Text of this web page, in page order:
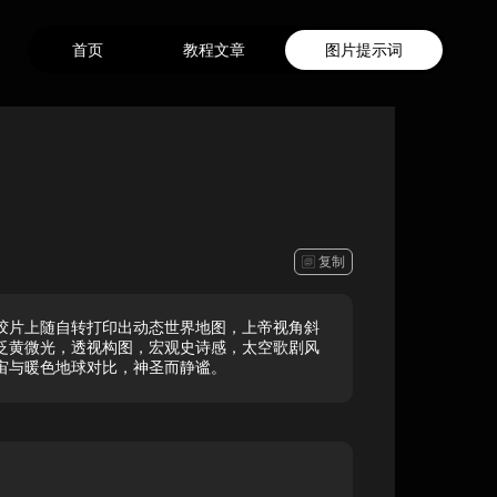
首页 教程文章 图片提示词
复制
片上随自转打印出动态世界地图，上帝视角斜
黄微光，透视构图，宏观史诗感，太空歌剧风
暖色地球对比，神圣而静谧。